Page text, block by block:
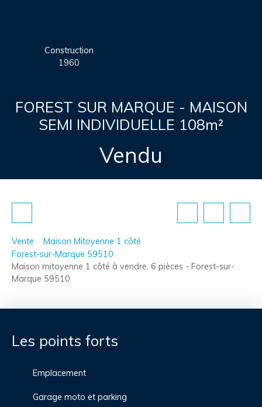
Construction
1960
FOREST SUR MARQUE - MAISON
SEMI INDIVIDUELLE 108m²
Vendu
Vente
Maison Mitoyenne 1 côté
Forest-sur-Marque 59510
Maison mitoyenne 1 côté à vendre, 6 pièces - Forest-sur-
Marque 59510
Les points forts
Emplacement
Garage moto et parking